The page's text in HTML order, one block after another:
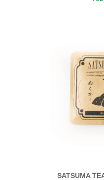
SATSUMA